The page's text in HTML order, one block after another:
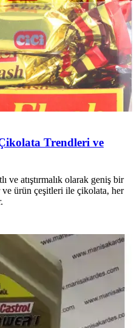
Trendleri ve
ve atıştırmalık olarak geniş bir
ve ürün çeşitleri ile çikolata, her